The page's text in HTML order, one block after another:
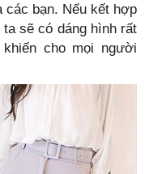
các bạn. Nếu kết hợp
sẽ có dáng hình rất
cho mọi người